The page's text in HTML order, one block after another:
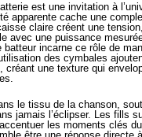
est une invitation à
apparente cache une
claire créent une
avec une puissance
batteur incarne ce rôle de
des cymbales
une texture qui
le tissu de la chanson,
jamais l’éclipser. Les fills
les moments clés